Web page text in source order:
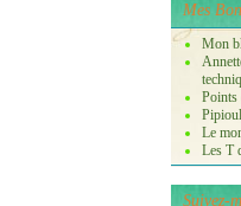
Mes
Mon
Points
Le
Les T
Suivez-